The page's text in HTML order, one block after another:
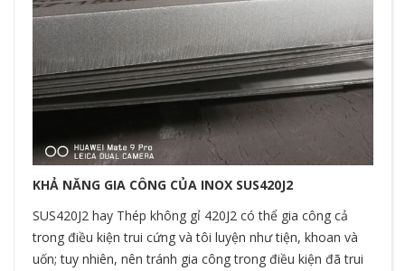
KHẢ NĂNG GIA CÔNG CỦA INOX SUS420J2
SUS420J2 hay Thép không gỉ 420J2 có thể gia công cả
trong điều kiện trui cứng và tôi luyện như tiện, khoan và
uốn; tuy nhiên, nên tránh gia công trong điều kiện đã trui